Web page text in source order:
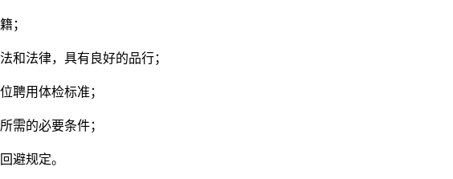
；
法律，具有良好的品行；
用体检标准；
的必要条件；
规定。